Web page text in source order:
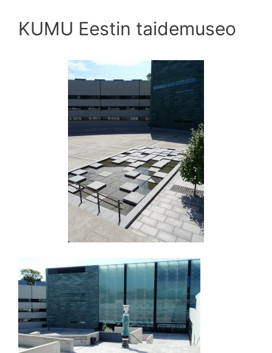
KUMU Eestin taidemuseo